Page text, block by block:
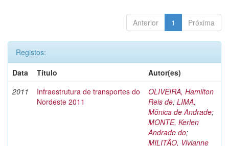
Anterior 1 Próxima
Registos:
Data
Título
Autor(es)
2011
Infraestrutura de transportes do
Nordeste 2011
OLIVEIRA, Hamilton
Reis de; LIMA,
Mônica de Andrade;
MONTE, Kerlen
Andrade do;
MILITÃO, Vivianne